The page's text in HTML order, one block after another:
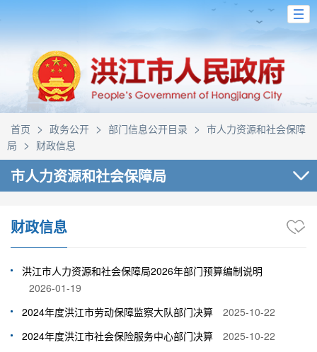
首页 > 政务公开 > 部门信息公开目录 > 市人力资源和社会保障
局 > 财政信息
市人力资源和社会保障局
财政信息
洪江市人力资源和社会保障局2026年部门预算编制说明
2026-01-19
2024年度洪江市劳动保障监察大队部门决算
2025-10-22
2024年度洪江市社会保险服务中心部门决算
2025-10-22